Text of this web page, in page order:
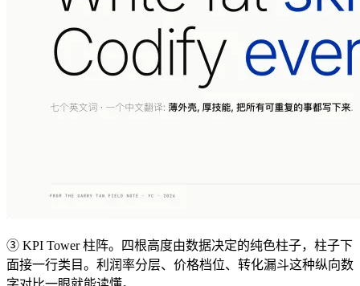
③ KPI Tower 柱阵。四根高度由数据决定的纯色柱子，柱子下
面接一行类目。利润率分层、价格档位、转化漏斗这种纵向数